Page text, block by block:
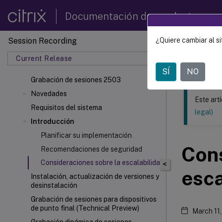
Documentación de productos
Session Recording
Current Release
Grabación de sesiones 2503
Novedades
Requisitos del sistema
Introducción
Planificar su implementación
Recomendaciones de seguridad
Consideraciones sobre la escalabilidad
Instalación, actualización de versiones y
desinstalación
Grabación de sesiones para dispositivos
de punto final (Technical Preview)
Este
<
Este
legal)
March
¿Quiere cambiar al
SÍ NO